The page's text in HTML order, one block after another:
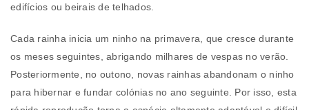
edifícios ou beirais de telhados.
Cada rainha inicia um ninho na primavera, que cresce durante
os meses seguintes, abrigando milhares de vespas no verão.
Posteriormente, no outono, novas rainhas abandonam o ninho
para hibernar e fundar colónias no ano seguinte. Por isso, esta